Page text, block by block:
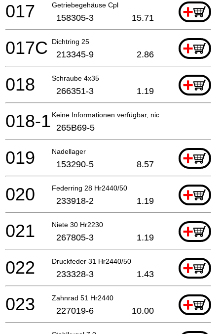
Getriebegehäuse Cpl +
017 158305-3 15.71
Dichtring 25 +
017C 213345-9 2.86
Schraube 4x35 +
018 266351-3 1.19
Keine Informationen verfügbar, nicht bestellbar
018-1 265B69-5
Nadellager +
019 153290-5 8.57
Federring 28 Hr2440/50 +
020 233918-2 1.19
Niete 30 Hr2230 +
021 267805-3 1.19
Druckfeder 31 Hr2440/50 +
022 233328-3 1.43
Zahnrad 51 Hr2440 +
023 227019-6 10.00